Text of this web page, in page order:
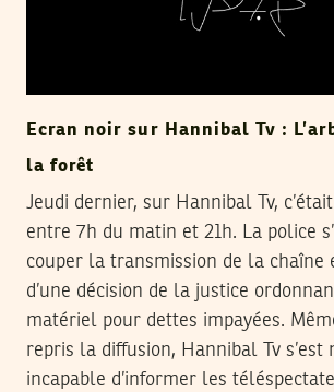
Ecran noir sur Hannibal Tv :
la forêt
Jeudi dernier, sur Hannibal Tv,
entre 7h du matin et 21h. La police
couper la transmission de la chaîne
d’une décision de la justice
matériel pour dettes impayées.
repris la diffusion, Hannibal Tv s’est
incapable d’informer les